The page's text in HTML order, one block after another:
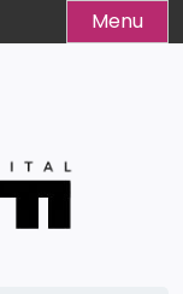
Menu